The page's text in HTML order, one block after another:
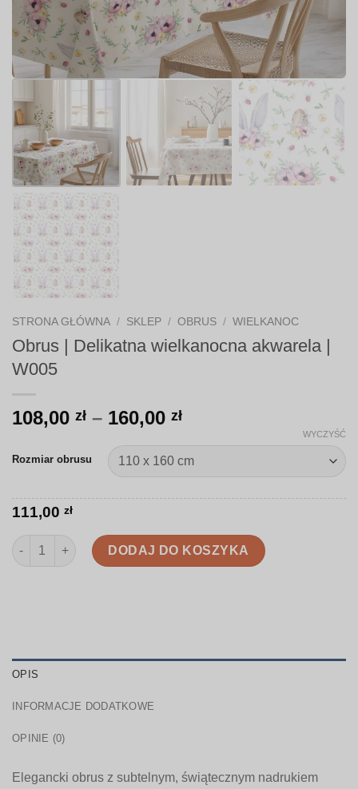
STRONA GŁÓWNA / SKLEP / OBRUS / WIELKANOC
Obrus | Delikatna wielkanocna akwarela |
W005
108,00 zł – 160,00 złZakres
od
108,00 zł
do
Rozmiar obrusu
WYCZYŚĆ
111,00 zł
ilość Obrus | Delikatna wielkanocna akwarela | W005
DODAJ DO KOSZYKA
OPIS
INFORMACJE DODATKOWE
OPINIE (0)
Elegancki obrus z subtelnym, świątecznym nadrukiem